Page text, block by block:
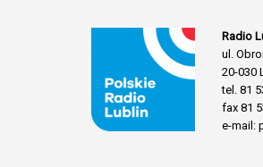
Radio
ul.
20-030
tel. 81
fax 81
e-mail: